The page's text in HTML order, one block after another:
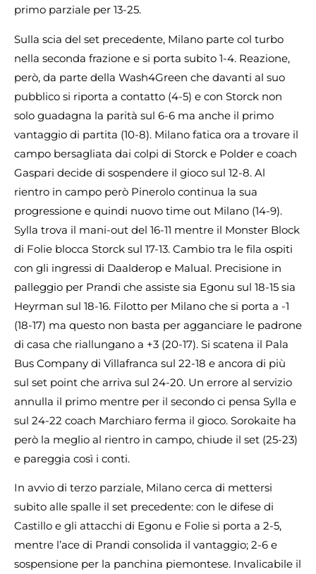
primo parziale per 13-25.
Sulla scia del set precedente, Milano parte col turbo
nella seconda frazione e si porta subito 1-4. Reazione,
però, da parte della Wash4Green che davanti al suo
pubblico si riporta a contatto (4-5) e con Storck non
solo guadagna la parità sul 6-6 ma anche il primo
vantaggio di partita (10-8). Milano fatica ora a trovare il
campo bersagliata dai colpi di Storck e Polder e coach
Gaspari decide di sospendere il gioco sul 12-8. Al
rientro in campo però Pinerolo continua la sua
progressione e quindi nuovo time out Milano (14-9).
Sylla trova il mani-out del 16-11 mentre il Monster Block
di Folie blocca Storck sul 17-13. Cambio tra le fila ospiti
con gli ingressi di Daalderop e Malual. Precisione in
palleggio per Prandi che assiste sia Egonu sul 18-15 sia
Heyrman sul 18-16. Filotto per Milano che si porta a -1
(18-17) ma questo non basta per agganciare le padrone
di casa che riallungano a +3 (20-17). Si scatena il Pala
Bus Company di Villafranca sul 22-18 e ancora di più
sul set point che arriva sul 24-20. Un errore al servizio
annulla il primo mentre per il secondo ci pensa Sylla e
sul 24-22 coach Marchiaro ferma il gioco. Sorokaite ha
però la meglio al rientro in campo, chiude il set (25-23)
e pareggia così i conti.
In avvio di terzo parziale, Milano cerca di mettersi
subito alle spalle il set precedente: con le difese di
Castillo e gli attacchi di Egonu e Folie si porta a 2-5,
mentre l’ace di Prandi consolida il vantaggio; 2-6 e
sospensione per la panchina piemontese. Invalicabile il